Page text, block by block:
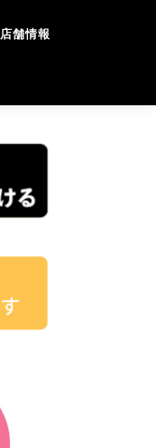
店舗情報